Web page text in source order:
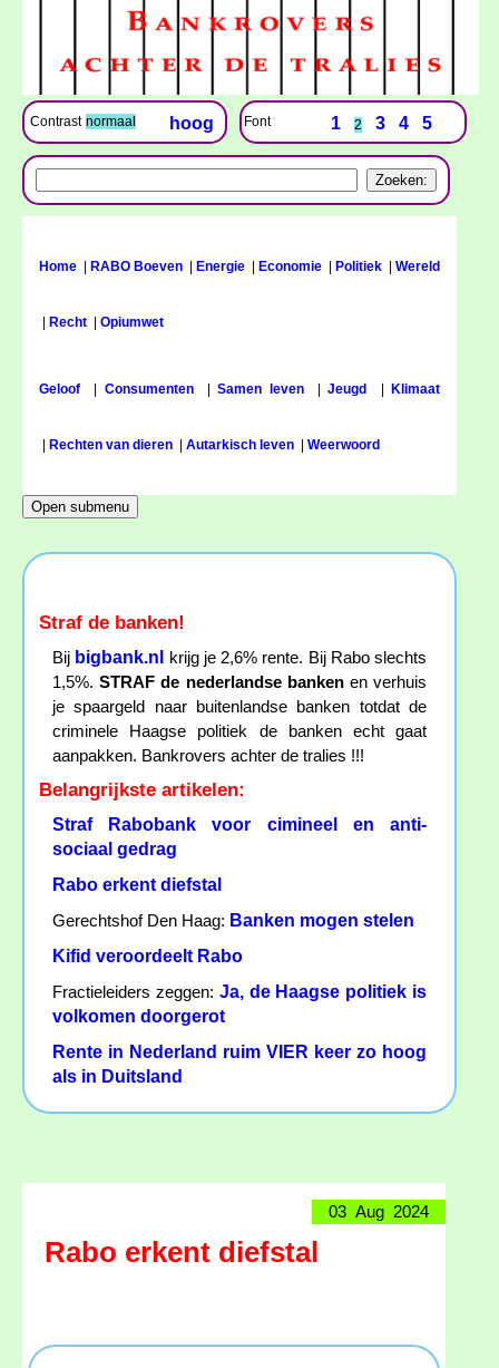
Contrast normaal hoog Font 1 2 3 4 5
Home RABO Boeven Energie Economie Politiek Wereld
Recht Opiumwet
Geloof Consumenten|Samen leven|Jeugd Klimaat
Rechten van dieren Autarkisch leven Weerwoord
Straf de banken!
Bij bigbank.nl
krijg je 2,6% rente. Bij Rabo slechts
1,5%.STRAF de nederlandse bankenen verhuis
je spaargeld naar buitenlandse banken totdat de
criminele Haagse politiek de banken echt gaat
aanpakken. Bankrovers achter de tralies !!!
Belangrijkste artikelen:
Straf Rabobank voor cimineel en anti-
sociaal gedrag
Rabo erkent diefstal
Gerechtshof Den Haag: Banken mogen stelen
Kifid veroordeelt Rabo
Fractieleiders zeggen: Ja, de Haagse politiek is
volkomen doorgerot
Rente in Nederland ruim VIER keer zo hoog
als in Duitsland
03 Aug 2024
Rabo erkent diefstal